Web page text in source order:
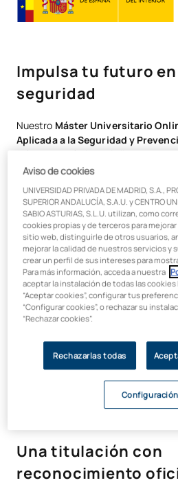
Impulsa tu futuro
seguridad
Nuestro Máster Universitario
Aplicada a la Seguridad y
liderazgo en un sector en constante
estudios co-diseñado con expertos
responder a los retos de la
un claustro único: el 90% son
primer nivel que te conectarán con
desde el primer día. No solo
ganarás la perspectiva práctica
equipos, diseñar estrategias de
decisiones complejas.
UAX es miembro de AACSB, la
educación en negocios
líderes en más de 100 países
excelencia, reconocidas
empleabilidad.
Una titulación con
reconocimiento
Aviso de cookies
UNIVERSIDAD PRIVADA DE MADRID, S.A.,
SUPERIOR ANDALUCÍA, S.A.U. y CENTRO
SABIO ASTURIAS, S.L.U. utilizan, como
cookies propias y de terceros para
sitio web, distinguirle de otros usuarios,
mejorar la calidad de nuestros servicios y
crear un perfil de sus intereses para
Para más información, acceda a nuestra
aceptar la instalación de todas las
“Aceptar cookies”, configurar tus
“Configurar cookies”, o rechazar su
“Rechazar cookies”.
Rechazarlas todas
Configuración